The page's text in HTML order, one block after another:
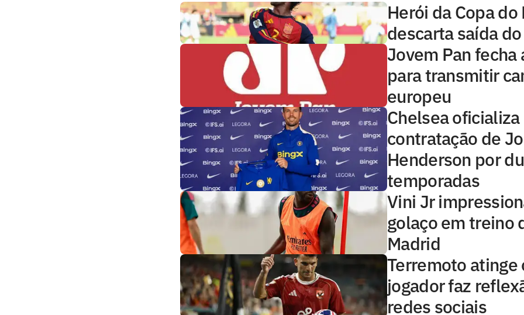
Herói da Copa
descarta saída
Jovem Pan fecha
para transmitir
europeu
Chelsea oficializa
contratação de
Henderson por
temporadas
Vini Jr
golaço em treino
Madrid
Terremoto atinge
jogador faz
redes sociais